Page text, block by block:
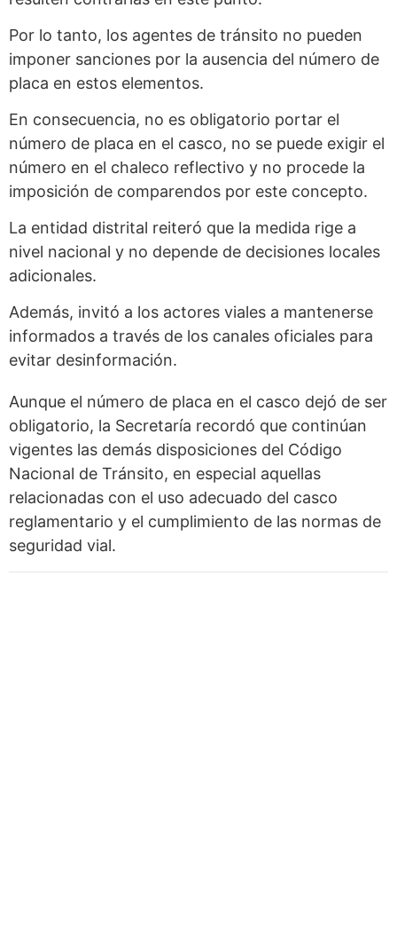
Por lo tanto, los agentes de tránsito no pueden
imponer sanciones por la ausencia del número de
placa en estos elementos.
En consecuencia, no es obligatorio portar el
número de placa en el casco, no se puede exigir el
número en el chaleco reflectivo y no procede la
imposición de comparendos por este concepto.
La entidad distrital reiteró que la medida rige a
nivel nacional y no depende de decisiones locales
adicionales.
Además, invitó a los actores viales a mantenerse
informados a través de los canales oficiales para
evitar desinformación.
Aunque el número de placa en el casco dejó de ser
obligatorio, la Secretaría recordó que continúan
vigentes las demás disposiciones del Código
Nacional de Tránsito, en especial aquellas
relacionadas con el uso adecuado del casco
reglamentario y el cumplimiento de las normas de
seguridad vial.